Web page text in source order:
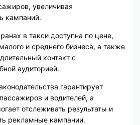
увеличивая
кампаний.
в такси доступна по цене,
и среднего бизнеса, а также
контакт с
аудиторией.
гарантирует
и водителей, а
отслеживать результаты и
рекламные кампании.